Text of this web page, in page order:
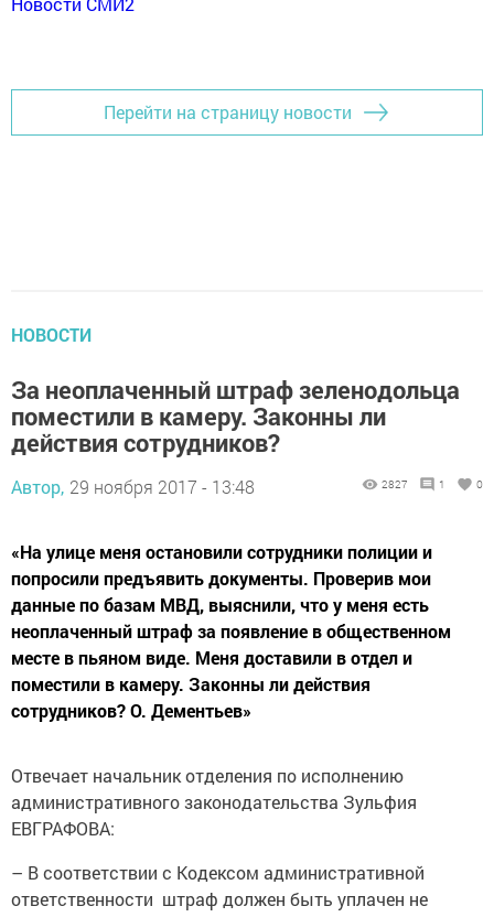
Перейти на страницу новости
НОВОСТИ
За неоплаченный штраф зеленодольца
поместили в камеру. Законны ли
действия сотрудников?
Автор, 29 ноября 2017 - 13:48 2827 1 0
«На улице меня остановили сотрудники полиции и
попросили предъявить документы. Проверив мои
данные по базам МВД, выяснили, что у меня есть
неоплаченный штраф за появление в общественном
месте в пьяном виде. Меня доставили в отдел и
поместили в камеру. Законны ли действия
сотрудников? О. Дементьев»
Отвечает начальник отделения по исполнению
административного законодательства Зульфия
ЕВГРАФОВА:
– В соответствии с Кодексом административной
ответственности штраф должен быть уплачен не